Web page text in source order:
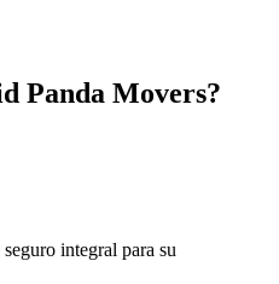
Panda Movers?
integral para su